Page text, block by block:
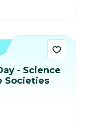
- Science
Societies